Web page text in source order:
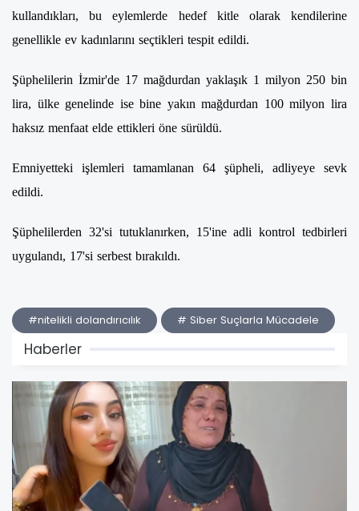
kullandıkları, bu eylemlerde hedef kitle olarak kendilerine
genellikle ev kadınlarını seçtikleri tespit edildi.
Şüphelilerin İzmir'de 17 mağdurdan yaklaşık 1 milyon 250 bin
lira, ülke genelinde ise bine yakın mağdurdan 100 milyon lira
haksız menfaat elde ettikleri öne sürüldü.
Emniyetteki işlemleri tamamlanan 64 şüpheli, adliyeye sevk
edildi.
Şüphelilerden 32'si tutuklanırken, 15'ine adli kontrol tedbirleri
uygulandı, 17'si serbest bırakıldı.
#nitelikli dolandırıcılık # Siber Suçlarla Mücadele
Haberler